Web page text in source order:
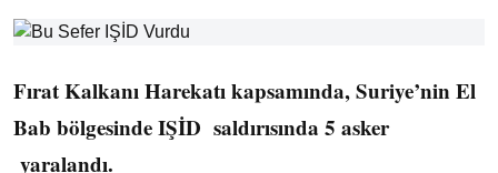
Fırat Kalkanı Harekatı kapsamında, Suriye’nin El
Bab bölgesinde IŞİD saldırısında 5 asker
yaralandı.